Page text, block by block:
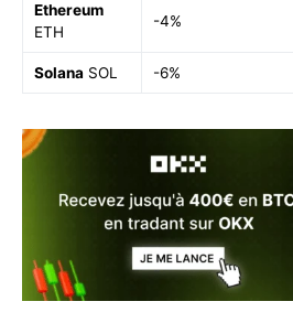
Ethereum
ETH
-4%
Solana SOL -6%